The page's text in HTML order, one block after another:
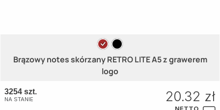
Brązowy notes skórzany RETRO LITE A5 z grawerem
logo
3254 szt.
NA STANIE 20.32 zł